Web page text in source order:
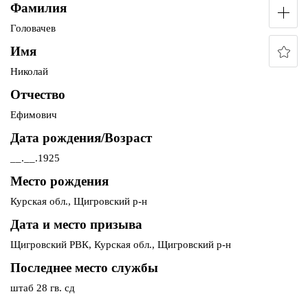
Фамилия
Головачев
Имя
Николай
Отчество
Ефимович
Дата рождения/Возраст
__.__.1925
Место рождения
Курская обл., Щигровский р-н
Дата и место призыва
Щигровский РВК, Курская обл., Щигровский р-н
Последнее место службы
штаб 28 гв. сд